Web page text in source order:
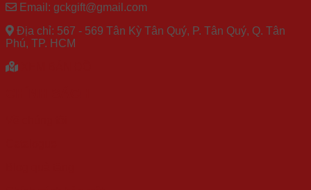
Email: gckgift@gmail.com
Địa chỉ: 567 - 569 Tân Kỳ Tân Quý, P. Tân Quý, Q. Tân
Phú, TP. HCM